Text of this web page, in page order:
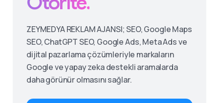
ZEYMEDYA REKLAM AJANSI; SEO, Google Maps
SEO, ChatGPT SEO, Google Ads, Meta Ads ve
dijital pazarlama çözümleriyle markaların
Google ve yapay zeka destekli aramalarda
daha görünür olmasını sağlar.